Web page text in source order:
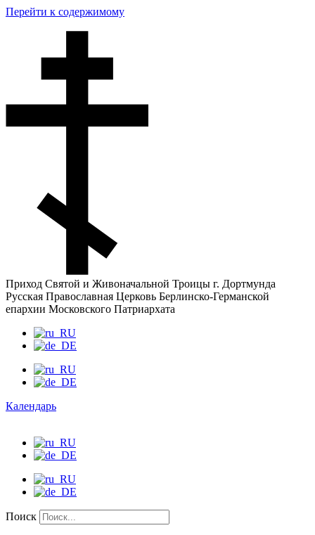
Перейти к содержимому
Приход Святой и Живоначальной Троицы г. Дортмунда
Русская Православная Церковь Берлинско-Германской
епархии Московского Патриархата
Календарь
Поиск